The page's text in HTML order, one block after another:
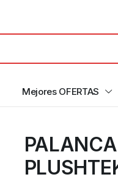
Mejores OFERTAS